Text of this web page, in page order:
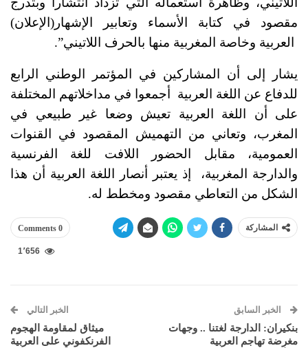
مقصود في كتابة الأسماء وتعابير الإشهار(الإعلان)
العربية وخاصة المغربية منها بالحرف اللاتيني”.
يشار إلى أن المشاركين في المؤتمر الوطني الرابع
للدفاع عن اللغة العربية أجمعوا في مداخلاتهم المختلفة
على أن اللغة العربية تعيش وضعا غير طبيعي في
المغرب، وتعاني من التهميش المقصود في القنوات
العمومية، مقابل الحضور اللافت للغة الفرنسية
والدارجة المغربية، إذ يعتبر أنصار اللغة العربية أن هذا
الشكل من التعاطي مقصود ومخطط له.
المشاركة 0 Comments
1٬656
الخبر السابق
بنكيران: الدارجة لغتنا .. وجهات
مغرضة تهاجم العربية
الخبر التالي
ميثاق لمقاومة الهجوم
الفرنكفوني على العربية